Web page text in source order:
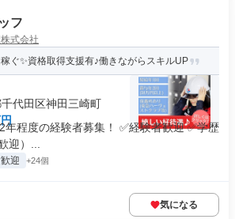
フ
式会社
ぐ✨資格取得支援有♪働きながらスキルUP
代田区神田三崎町
年程度の経験者募集！ ✅経験者歓迎 ✅学歴
迎）...
迎 +24個
気になる